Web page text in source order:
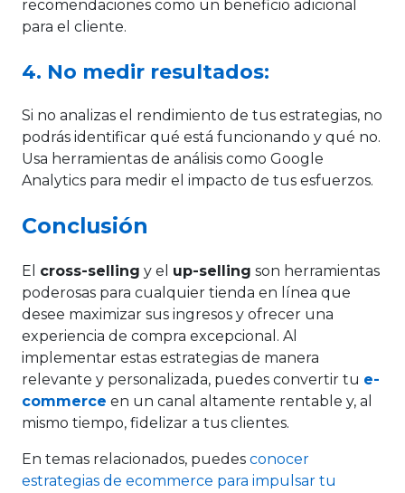
recomendaciones como un beneficio adicional
para el cliente.
4. No medir resultados:
Si no analizas el rendimiento de tus estrategias, no
podrás identificar qué está funcionando y qué no.
Usa herramientas de análisis como Google
Analytics para medir el impacto de tus esfuerzos.
Conclusión
El cross-selling y el up-selling son herramientas
poderosas para cualquier tienda en línea que
desee maximizar sus ingresos y ofrecer una
experiencia de compra excepcional. Al
implementar estas estrategias de manera
relevante y personalizada, puedes convertir tu e-
commerce en un canal altamente rentable y, al
mismo tiempo, fidelizar a tus clientes.
En temas relacionados, puedes conocer
estrategias de ecommerce para impulsar tu